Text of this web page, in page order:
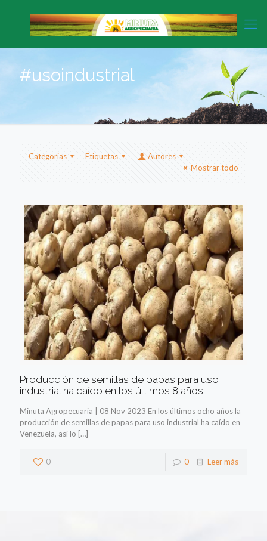
#usoindustrial
Categorias Etiquetas
Autores
Mostrar todo
Producción de semillas de papas para uso
industrial ha caído en los últimos 8 años
Minuta Agropecuaria | 08 Nov 2023 En los últimos ocho años la
producción de semillas de papas para uso industrial ha caído en
Venezuela, así lo […]
0 0 Leer más